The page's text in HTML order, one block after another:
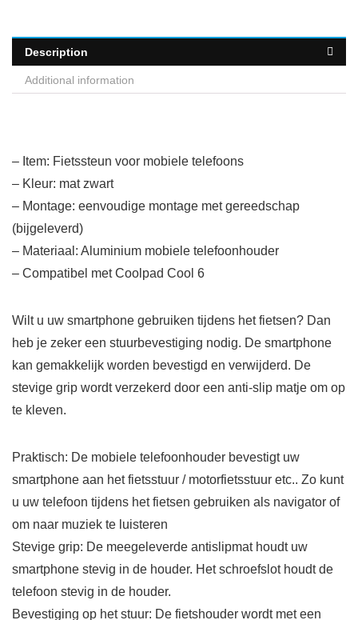
Description
Additional information
– Item: Fietssteun voor mobiele telefoons
– Kleur: mat zwart
– Montage: eenvoudige montage met gereedschap
(bijgeleverd)
– Materiaal: Aluminium mobiele telefoonhouder
– Compatibel met Coolpad Cool 6
Wilt u uw smartphone gebruiken tijdens het fietsen? Dan
heb je zeker een stuurbevestiging nodig. De smartphone
kan gemakkelijk worden bevestigd en verwijderd. De
stevige grip wordt verzekerd door een anti-slip matje om op
te kleven.
Praktisch: De mobiele telefoonhouder bevestigt uw
smartphone aan het fietsstuur / motorfietsstuur etc.. Zo kunt
u uw telefoon tijdens het fietsen gebruiken als navigator of
om naar muziek te luisteren
Stevige grip: De meegeleverde antislipmat houdt uw
smartphone stevig in de houder. Het schroefslot houdt de
telefoon stevig in de houder.
Bevestiging op het stuur: De fietshouder wordt met een